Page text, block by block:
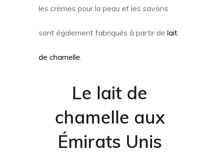
les crèmes pour la peau et les savons
sont également fabriqués à partir de lait
de chamelle.
Le lait de
chamelle aux
Émirats Unis